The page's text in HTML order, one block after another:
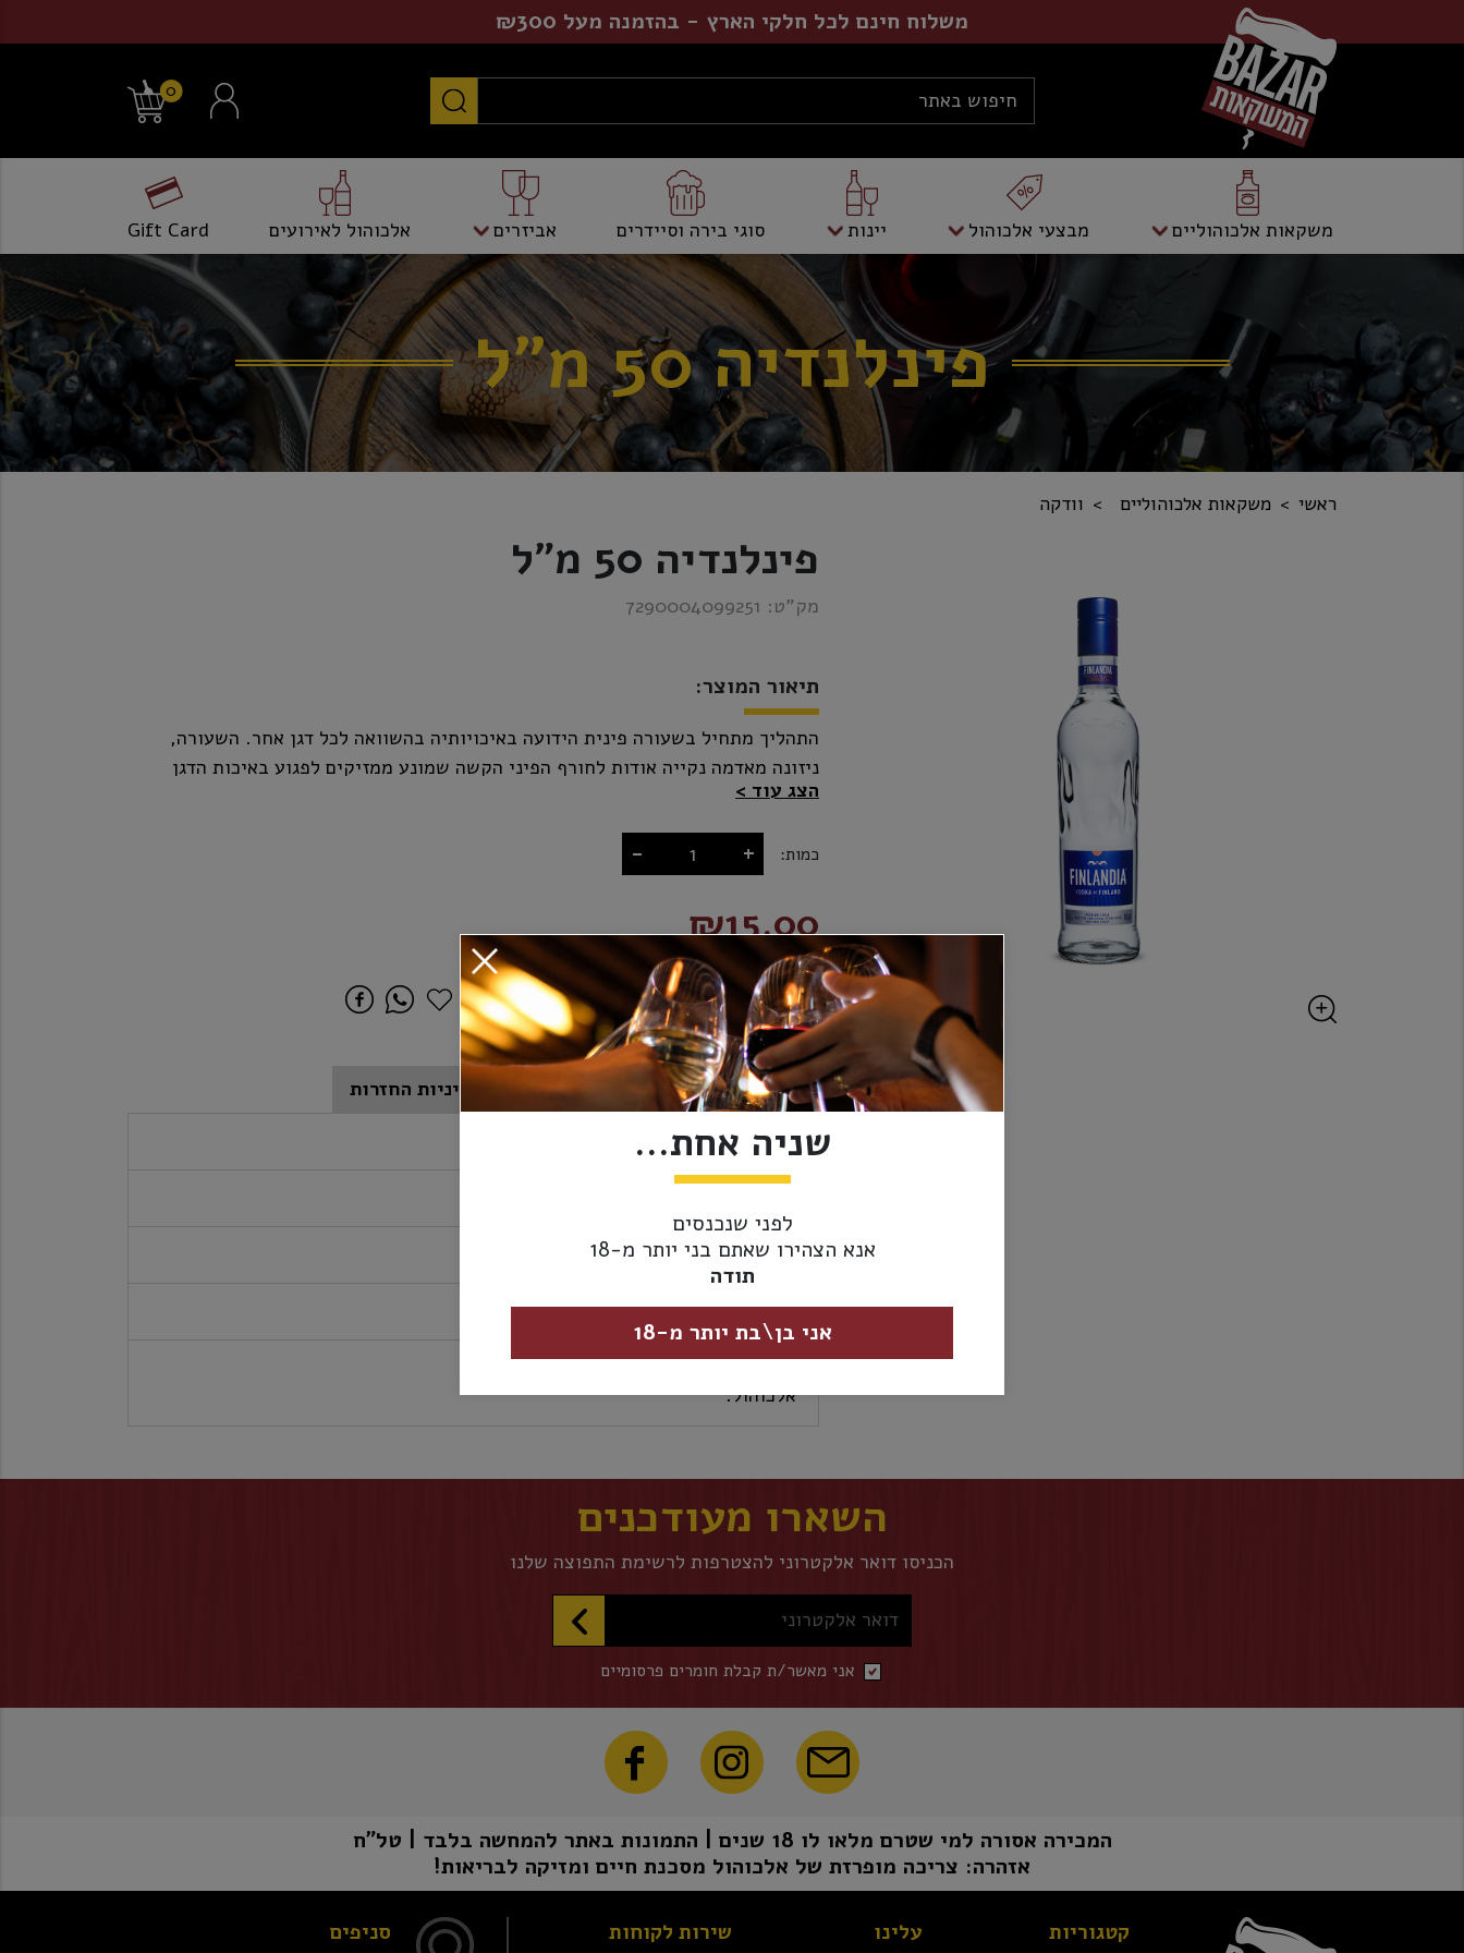
משלוח חינם לכל חלקי הארץ - בהזמנה מעל ₪300
0
משקאות אלכוהוליים מבצעי אלכוהול יינות סוגי בירה וסיידרים אביזרים אלכוהול לאירועים Gift Card
פינלנדיה 50 מ"ל
ראשי משקאות אלכוהוליים וודקה
פינלנדיה 50 מ"ל
מק”ט: 7290004099251
תיאור המוצר:
התהליך מתחיל בשעורה פינית הידועה באיכויותיה בהשוואה לכל דגן אחר. השעורה,
ניזונה מאדמה נקייה אודות לחורף הפיני הקשה שמונע ממזיקים לפגוע באיכות הדגן
לרמה אלכוהולית של 40% ומבוקבקת בבקבוקים בעיצוב פיני.
הצג עוד
כמות: - +
₪15.00
אזל מהמלאי
מידע נוסף אספקה ומשלוחים
מדיניות החזרות
סוג משקה:
נפח: 50 מ"ל
כשרות: כשר
אחוז
אלכוהול:
השארו מעודכנים
הכניסו דואר אלקטרוני להצטרפות לרשימת התפוצה שלנו
דואר אלקטרוני
אני מאשר/ת קבלת חומרים פרסומיים
המכירה אסורה למי שטרם מלאו לו 18 שנים | התמונות באתר להמחשה בלבד | טל"ח
אזהרה: צריכה מופרזת של אלכוהול מסכנת חיים ומזיקה לבריאות!
קטגוריות עלינו שירות לקוחות סניפים
שניה אחת...
לפני שנכנסים
אנא הצהירו שאתם בני יותר מ-18
תודה
אני בן\בת יותר מ-18